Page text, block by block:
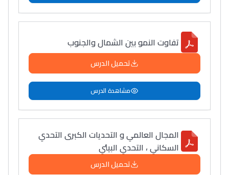
Ki Derti Liha
باش تقدر تساعد الناس
يلقاو التوازن من الدّاخل
ومن الخارج، بشرى
تفاوت النمو بين الشمال والجنوب
تحميل الدرس
مشاهدة الدرس
المجال العالمي و التحديات الكبرى التحدي
السكاني ، التحدي البيئي
تحميل الدرس